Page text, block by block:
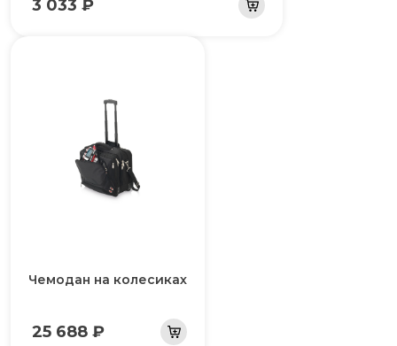
3 033 ₽
Чемодан на колесиках
25 688 ₽